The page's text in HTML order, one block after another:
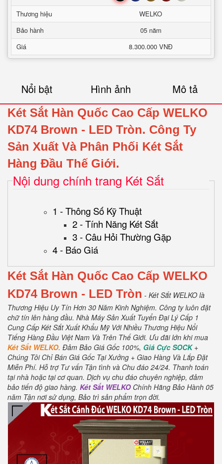
Thương hiệu
WELKO
Bảo hành
05 năm
Giá
8.300.000 VNĐ
Nổi bật Hình ảnh Mô tả
Két Sắt Hàn Quốc Cao Cấp WELKO
KD74 Brown - LED Tròn. Công Ty
Sản Xuất Và Phân Phối Két Sắt
Hàng Đầu Thế Giới.
Nội dung chính trang Két Sắt
1 - Thông Số Kỹ Thuật
2 - Tính Năng Két Sắt
3 - Câu Hỏi Thường Gặp
4 - Báo Giá
Két Sắt Hàn Quốc Cao Cấp WELKO
KD74 Brown - LED Tròn - Két Sắt WELKO là
Thương Hiệu Uy Tín Hơn 30 Năm Kinh Nghiệm. Công ty luôn đặt
chữ tín lên hàng đầu. Nhà Máy Sản Xuất Tuyển Đại Lý Cấp 1
Cung Cấp Két Sắt Xuất Khẩu Mỹ Với Nhiều Thương Hiệu Nổi
Tiếng Hàng Đầu Việt Nam Và Trên Thế Giới. Ưu đãi lớn khi mua
Két Sắt WELKO. Đảm Bảo Giá Gốc 100%, Giá Cực SOCK+
Chúng Tôi Chỉ Bán Giá Gốc Tại Xưởng + Giao Hàng Và Lắp Đặt
Miễn Phí. Hỗ trợ Tư vấn Tận tình và Chu đáo 24/24. Thanh toán
tại nhà hoặc tại cơ quan. Dịch vụ chu đáo chuyên nghiệp, đảm
bảo tiến độ giao hàng. Két Sắt WELKO Chính Hãng Bảo Hành 05
năm Tận nơi sử dụng, Bảo trì sản phẩm trọn đời.